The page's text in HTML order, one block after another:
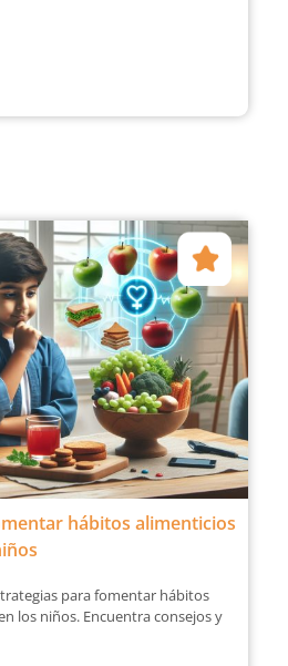
hábitos alimenticios
para fomentar hábitos
los niños. Encuentra consejos y